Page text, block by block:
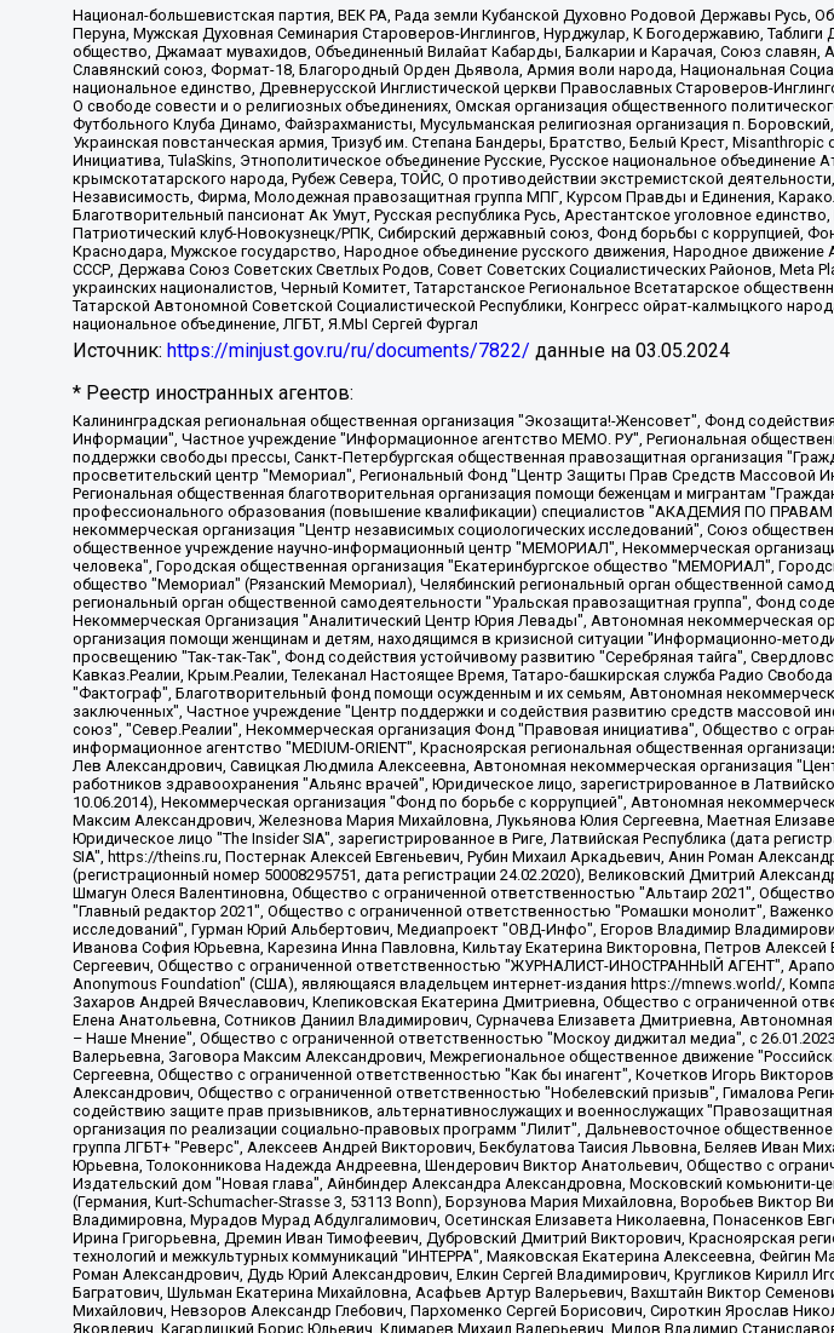
Национал-большевистская партия, ВЕК РА, Рада земли Кубанской Духовно Родовой Державы Русь,
Перуна, Мужская Духовная Семинария Староверов-Инглингов, Нурджулар, К Богодержавию,
общество, Джамаат мувахидов, Объединенный Вилайат Кабарды, Балкарии и Карачая, Союз славян,
Славянский союз, Формат-18, Благородный Орден Дьявола, Армия воли народа, Национальная
национальное единство, Древнерусской Инглистической церкви Православных Староверов-
О свободе совести и о религиозных объединениях, Омская организация общественного
Футбольного Клуба Динамо, Файзрахманисты, Мусульманская религиозная организация п.
Украинская повстанческая армия, Тризуб им. Степана Бандеры, Братство, Белый Крест,
Инициатива, TulaSkins, Этнополитическое объединение Русские, Русское национальное
крымскотатарского народа, Рубеж Севера, ТОЙС, О противодействии экстремистской
Независимость, Фирма, Молодежная правозащитная группа МПГ, Курсом Правды и Единения,
Благотворительный пансионат Ак Умут, Русская республика Русь, Арестантское уголовное
Патриотический клуб-Новокузнецк/РПК, Сибирский державный союз, Фонд борьбы с коррупцией,
Краснодара, Мужское государство, Народное объединение русского движения, Народное
СССР, Держава Союз Советских Светлых Родов, Совет Советских Социалистических Районов, Meta
украинских националистов, Черный Комитет, Татарстанское Региональное Всетатарское
Татарской Автономной Советской Социалистической Республики, Конгресс ойрат-калмыцкого
национальное объединение, ЛГБТ, Я.МЫ Сергей Фургал
Источник: https://minjust.gov.ru/ru/documents/7822/ данные на 03.05.2024
* Реестр иностранных агентов:
Калининградская региональная общественная организация "Экозащита!-Женсовет", Фонд содействия защите прав и свобод граждан "Общественный вердикт", Фонд "Институт Развития Свободы Информации", Частное учреждение "Информационное агентство МЕМО. РУ", Региональная общественная организация "Общественная комиссия по сохранению наследия академика Сахарова", Фонд поддержки свободы прессы, Санкт-Петербургская общественная правозащитная организация "Гражданский контроль", Межрегиональная общественная организация "Информационно-просветительский центр "Мемориал", Региональный Фонд "Центр Защиты Прав Средств Массовой Информации", с 05.12.2023 Фонд "Центр Защиты Прав Средств массовой информации", Региональная общественная благотворительная организация помощи беженцам и мигрантам "Гражданское содействие", Негосударственное образовательное учреждение дополнительного профессионального образования (повышение квалификации) специалистов "АКАДЕМИЯ ПО ПРАВАМ ЧЕЛОВЕКА", Свердловская региональная общественная организация "Сутяжник", Автономная некоммерческая организация "Центр независимых социологических исследований", Союз общественных объединений "Российский исследовательский центр по правам человека", Региональное общественное учреждение научно-информационный центр "МЕМОРИАЛ", Некоммерческая организация "Фонд защиты гласности", Автономная некоммерческая организация "Институт прав человека", Городская общественная организация "Екатеринбургское общество "МЕМОРИАЛ", Городская общественная организация "Рязанское историко-просветительское и правозащитное общество "Мемориал" (Рязанский Мемориал), Челябинский региональный орган общественной самодеятельности – женское общественное объединение "Женщины Евразии", Челябинский региональный орган общественной самодеятельности "Уральская правозащитная группа", Фонд содействия защите здоровья и социальной справедливости имени Андрея Рылькова, Автономная Некоммерческая Организация "Аналитический Центр Юрия Левады", Автономная некоммерческая организация социальной поддержки населения "Проект Апрель", Региональная общественная организация помощи женщинам и детям, находящимся в кризисной ситуации "Информационно-методический центр "Анна", Фонд содействия развитию массовых коммуникаций и правовому просвещению "Так-так-Так", Фонд содействия устойчивому развитию "Серебряная тайга", Свердловский региональный общественный фонд социальных проектов "Новое время", "Idel.Реалии", Кавказ.Реалии, Крым.Реалии, Телеканал Настоящее Время, Татаро-башкирская служба Радио Свобода (Azatliq Radiosi), Радио Свободная Европа/Радио Свобода (PCE/PC), "Сибирь.Реалии", "Фактограф", Благотворительный фонд помощи осужденным и их семьям, Автономная некоммерческая организация "Институт глобализации и социальных движений", Фонд "В защиту прав заключенных", Частное учреждение "Центр поддержки и содействия развитию средств массовой информации", Пензенский региональный общественный благотворительный фонд "Гражданский союз", "Север.Реалии", Некоммерческая организация Фонд "Правовая инициатива", Общество с ограниченной ответственностью "Радио Свободная Европа/Радио Свобода", Чешское информационное агентство "MEDIUM-ORIENT", Красноярская региональная общественная организация "Мы против СПИДа", Камалягин Денис Николаевич, Маркелов Сергей Евгеньевич, Пономарев Лев Александрович, Савицкая Людмила Алексеевна, Автономная некоммерческая организация "Центр по работе с проблемой насилия "НАСИЛИЮ.НЕТ", Межрегиональный профессиональный союз работников здравоохранения "Альянс врачей", Юридическое лицо, зарегистрированное в Латвийской Республике, SIA "Medusa Project" (регистрационный номер 40103797863, дата регистрации 10.06.2014), Некоммерческая организация "Фонд по борьбе с коррупцией", Автономная некоммерческая организация "Институт права и публичной политики", Баданин Роман Сергеевич, Гликин Максим Александрович, Железнова Мария Михайловна, Лукьянова Юлия Сергеевна, Маетная Елизавета Витальевна, Маняхин Петр Борисович, Чуракова Ольга Владимировна, Ярош Юлия Петровна, Юридическое лицо "The Insider SIA", зарегистрированное в Риге, Латвийская Республика (дата регистрации 26.06.2015), являющееся администратором доменного имени интернет-издания "The Insider SIA", https://theins.ru, Постернак Алексей Евгеньевич, Рубин Михаил Аркадьевич, Анин Роман Александрович, Юридическое лицо Istories fonds, зарегистрированное в Латвийской Республике (регистрационный номер 50008295751, дата регистрации 24.02.2020), Великовский Дмитрий Александрович, Долинина Ирина Николаевна, Мароховская Алеся Алексеевна, Шлейнов Роман Юрьевич, Шмагун Олеся Валентиновна, Общество с ограниченной ответственностью "Альтаир 2021", Общество с ограниченной ответственностью "Вега 2021", Общество с ограниченной ответственностью "Главный редактор 2021", Общество с ограниченной ответственностью "Ромашки монолит", Важенков Артем Валерьевич, Ивановская областная общественная организация "Центр гендерных исследований", Гурман Юрий Альбертович, Медиапроект "ОВД-Инфо", Егоров Владимир Владимирович, Жилинский Владимир Александрович, Общество с